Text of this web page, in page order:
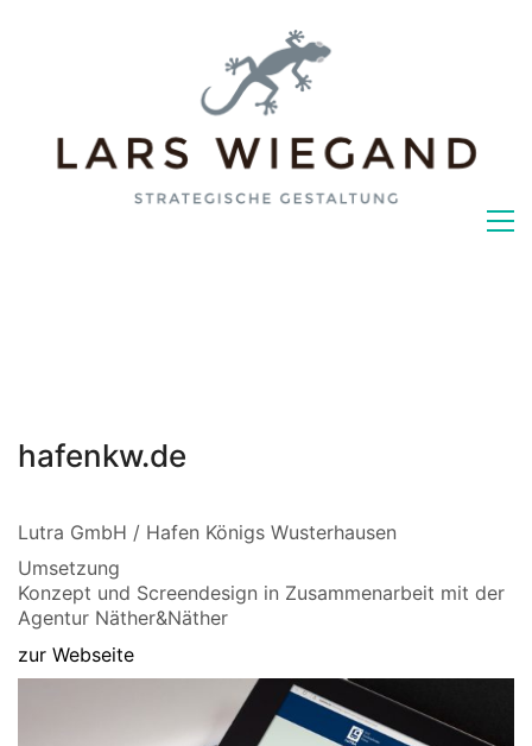
hafenkw.de
Lutra GmbH / Hafen Königs Wusterhausen
Umsetzung
Konzept und Screendesign in Zusammenarbeit mit der
Agentur Näther&Näther
zur Webseite